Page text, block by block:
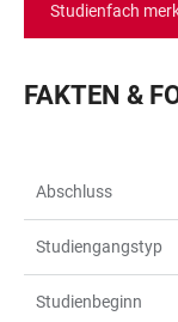
Studienfach
FAKTEN &
Abschluss
Studiengangstyp
Studienbeginn